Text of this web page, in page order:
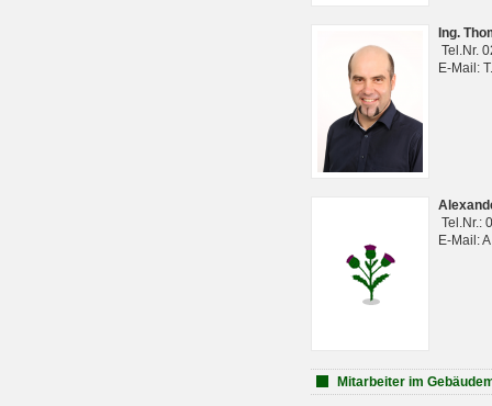
Ing.
Tel.Nr.
E-Mail:
Tel.Nr.:
E-Mail:
Mitarbeiter im